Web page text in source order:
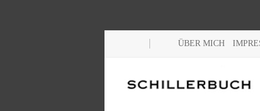
ÜBER MICH